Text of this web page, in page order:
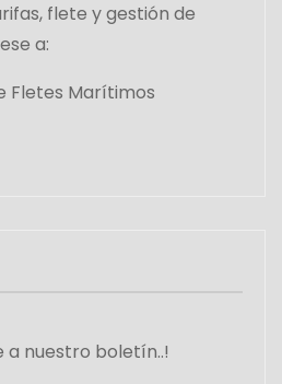
flete y gestión de
a:
Fletes Marítimos
a nuestro boletín..!